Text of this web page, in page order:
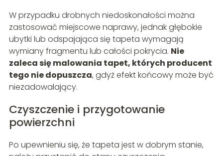
W przypadku drobnych niedoskonałości można
zastosować miejscowe naprawy, jednak głębokie
ubytki lub odspajająca się tapeta wymagają
wymiany fragmentu lub całości pokrycia. Nie
zaleca się malowania tapet, których producent
tego nie dopuszcza, gdyż efekt końcowy może być
niezadowalający.
Czyszczenie i przygotowanie
powierzchni
Po upewnieniu się, że tapeta jest w dobrym stanie,